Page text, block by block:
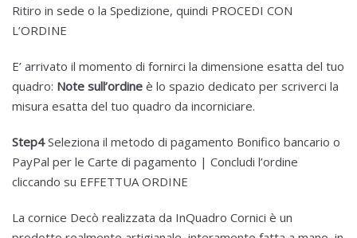
Ritiro in sede o la Spedizione, quindi PROCEDI CON
L’ORDINE
E’ arrivato il momento di fornirci la dimensione esatta del tuo
quadro: Note sull’ordine è lo spazio dedicato per scriverci la
misura esatta del tuo quadro da incorniciare.
Step4Seleziona il metodo di pagamento Bonifico bancario o
PayPal per le Carte di pagamento | Concludi l’ordine
cliccando su EFFETTUA ORDINE
La cornice Decò realizzata da InQuadro Cornici è un